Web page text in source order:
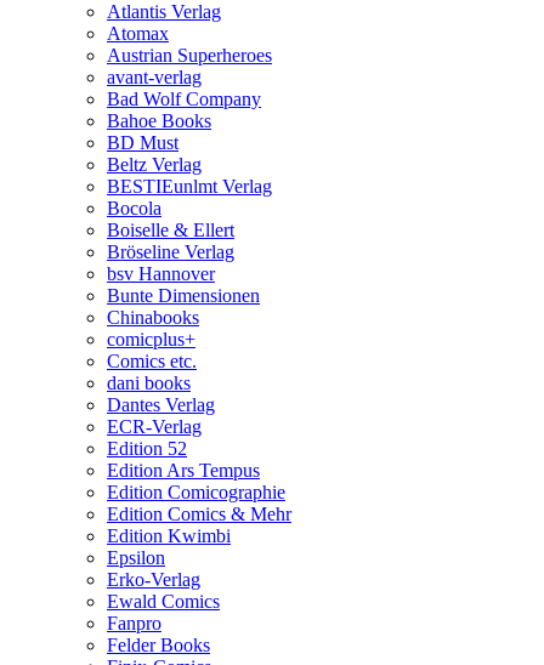
Atlantis Verlag
Atomax
Austrian Superheroes
avant-verlag
Bad Wolf Company
Bahoe Books
BD Must
Beltz Verlag
BESTIEunlmt Verlag
Bocola
Boiselle & Ellert
Bröseline Verlag
bsv Hannover
Bunte Dimensionen
Chinabooks
comicplus+
Comics etc.
dani books
Dantes Verlag
ECR-Verlag
Edition 52
Edition Ars Tempus
Edition Comicographie
Edition Comics & Mehr
Edition Kwimbi
Epsilon
Erko-Verlag
Ewald Comics
Fanpro
Felder Books